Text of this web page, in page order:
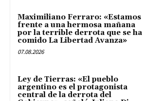
Maximiliano Ferraro: «Estamos
frente a una hermosa mañana
por la terrible derrota que se ha
comido La Libertad Avanza»
07.08.2026
Ley de Tierras: «El pueblo
argentino es el protagonista
central de la derrota del